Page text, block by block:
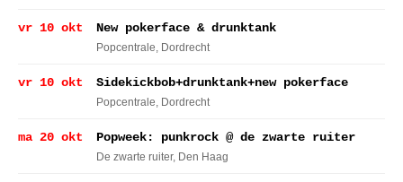
vr 10 okt New pokerface & drunktank
Popcentrale, Dordrecht
vr 10 okt Sidekickbob+drunktank+new pokerface
Popcentrale, Dordrecht
ma 20 okt Popweek: punkrock @ de zwarte ruiter
De zwarte ruiter, Den Haag